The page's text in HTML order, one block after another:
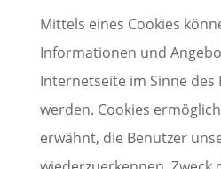
Mittels eines Cookies
Informationen und
Internetseite im Sinne
werden. Cookies
erwähnt, die Benutzer